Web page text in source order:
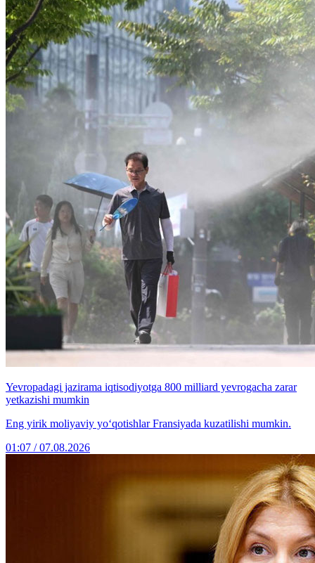
Yevropadagi jazirama iqtisodiyotga 800 milliard yevrogacha zarar
yetkazishi mumkin
Eng yirik moliyaviy yo‘qotishlar Fransiyada kuzatilishi mumkin.
01:07 / 07.08.2026